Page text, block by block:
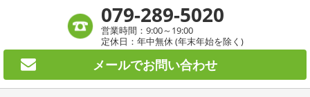
079-289-5020
営業時間：9:00～19:00
定休日：年中無休 (年末年始を除く)
メールでお問い合わせ